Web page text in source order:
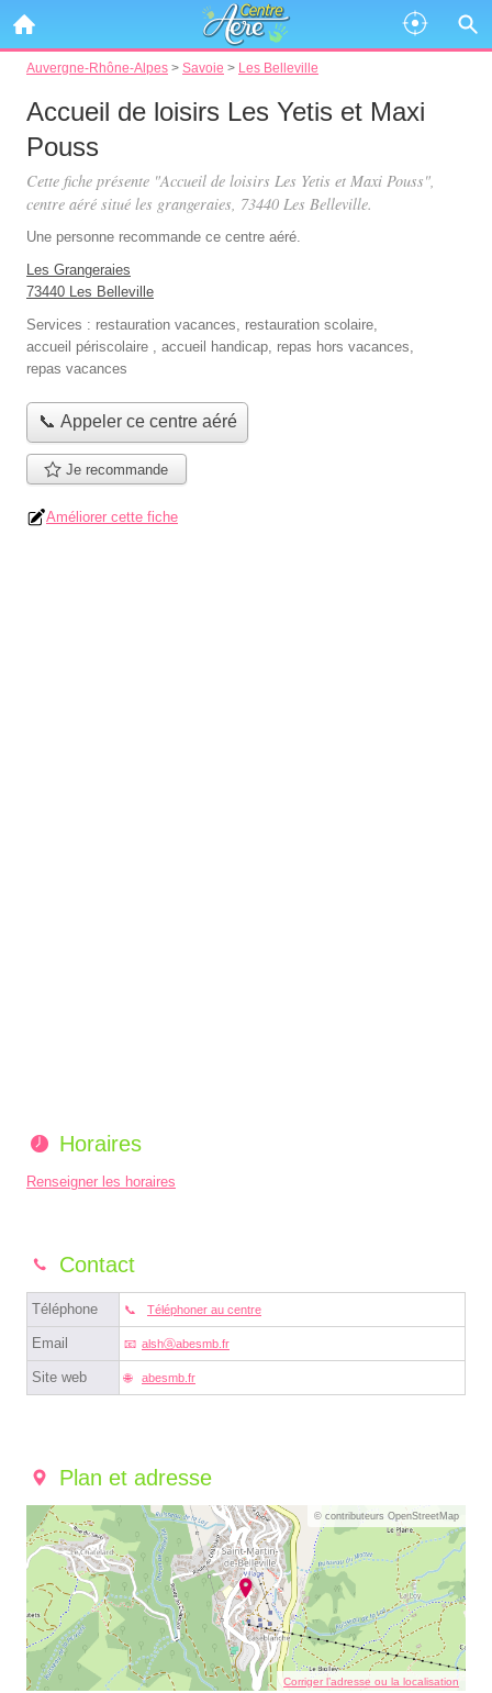
Auvergne-Rhône-Alpes > Savoie > Les Belleville
Accueil de loisirs Les Yetis et Maxi
Pouss
Cette fiche présente "Accueil de loisirs Les Yetis et Maxi Pouss",
centre aéré situé les grangeraies, 73440 Les Belleville.
Une personne recommande ce centre aéré.
Les Grangeraies
73440 Les Belleville
Services : restauration vacances, restauration scolaire,
accueil périscolaire , accueil handicap, repas hors vacances,
repas vacances
📞 Appeler ce centre aéré
Je recommande
Améliorer cette fiche
Horaires
Renseigner les horaires
Contact
Téléphone Téléphoner au centre
Email alshⓐabesmb.fr
Site web abesmb.fr
Plan et adresse
© contributeurs OpenStreetMap
Corriger l’adresse ou la localisation